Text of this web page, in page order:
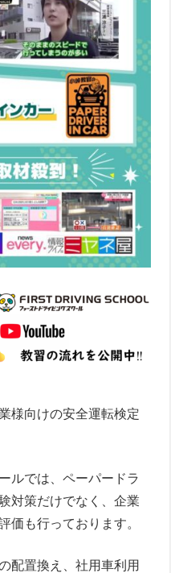
様向けの安全運転検定
ルでは、ペーパードラ
対策だけでなく、企業
価も行っております。
配置換え、社用車利用